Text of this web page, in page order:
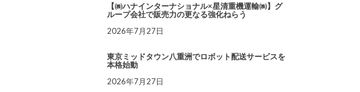
【㈱ハナインターナショナル×星清重機運輸㈱】グ
ループ会社で販売力の更なる強化ねらう
2026年7月27日
東京ミッドタウン八重洲でロボット配送サービスを
本格始動
2026年7月27日